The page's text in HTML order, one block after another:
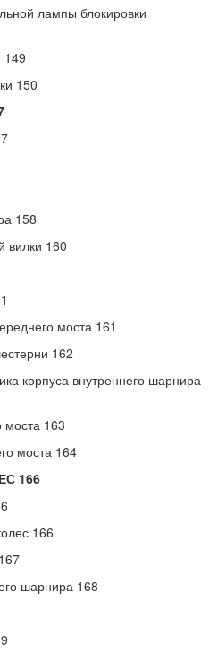
лампы блокировки
149
150
158
вилки 160
моста 161
162
корпуса внутреннего шарнира
моста 163
моста 164
166
166
шарнира 168